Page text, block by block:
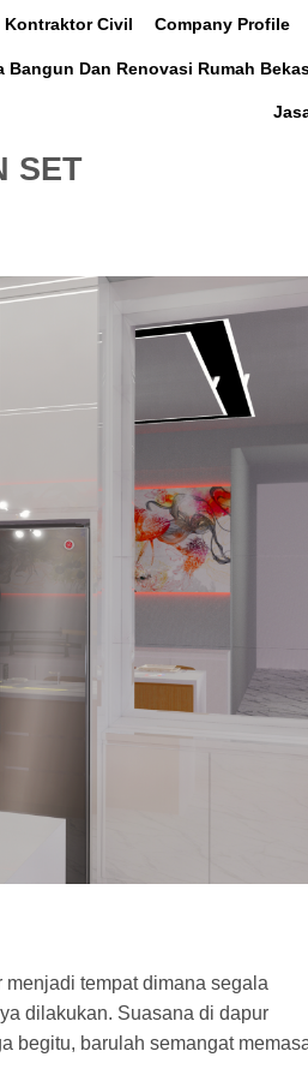
Kontraktor Civil Company Profile
Bangun Dan Renovasi Rumah
SET
tempat dimana segala
dilakukan. Suasana di dapur
begitu, barulah semangat